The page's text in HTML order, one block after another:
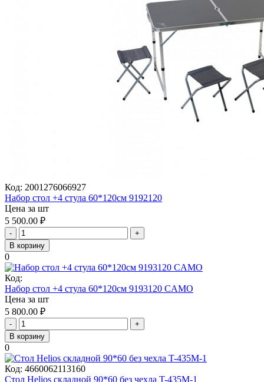
Код: 2001276066927
Набор стол +4 стула 60*120см 9192120
Цена за шт
5 500.00 ₽
-
+
В корзину
0
Код:
Набор стол +4 стула 60*120см 9193120 CAMO
Цена за шт
5 800.00 ₽
-
+
В корзину
0
Код: 4660062113160
Стол Helios складной 90*60 без чехла T-435M-1